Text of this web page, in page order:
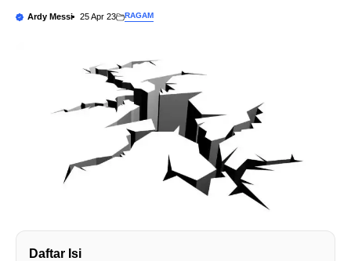
Ardy Messi 25 Apr 23 RAGAM
Daftar Isi